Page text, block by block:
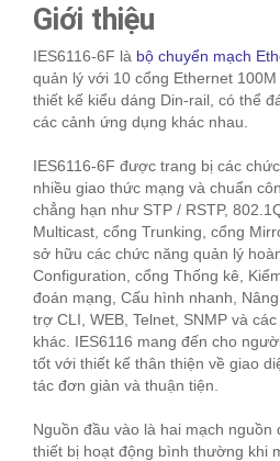
Giới thiệu
IES6116-6F là bộ chuyển mạch
quản lý với 10 cổng Ethernet 100M
thiết kế kiểu dáng Din-rail, có thể
các cảnh ứng dụng khác nhau.
IES6116-6F được trang bị các
nhiều giao thức mạng và chuẩn
chẳng hạn như STP / RSTP,
Multicast, cổng Trunking, cổng
sở hữu các chức năng quản lý
Configuration, cổng Thống kê,
đoán mạng, Cấu hình nhanh,
trợ CLI, WEB, Telnet, SNMP và
khác. IES6116 mang đến cho
tốt với thiết kế thân thiện về giao
tác đơn giản và thuận tiện.
Nguồn đầu vào là hai mạch nguồn
thiết bị hoạt động bình thường khi